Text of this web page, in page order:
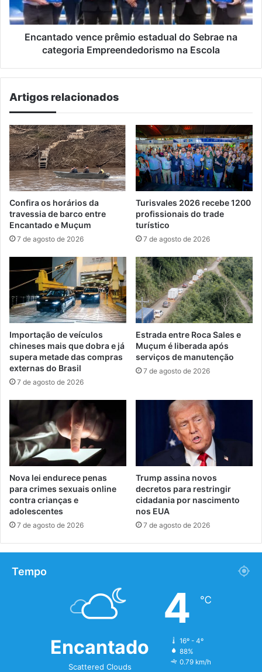
categoria
Empreendedorismo
Encantado vence prêmio estadual do Sebrae na
categoria Empreendedorismo na Escola
Artigos relacionados
Confira os horários da
travessia de barco entre
Encantado e Muçum
7 de agosto de 2026
Turisvales 2026 recebe 1200
profissionais do trade
turístico
7 de agosto de 2026
Importação de veículos
chineses mais que dobra e já
supera metade das compras
externas do Brasil
7 de agosto de 2026
Estrada entre Roca Sales e
Muçum é liberada após
serviços de manutenção
7 de agosto de 2026
Nova lei endurece penas
para crimes sexuais online
contra crianças e
adolescentes
7 de agosto de 2026
Trump assina novos
decretos para restringir
cidadania por nascimento
nos EUA
7 de agosto de 2026
Tempo
Encantado
Scattered Clouds
4 ℃
16º - 4º
88%
0.79 km/h